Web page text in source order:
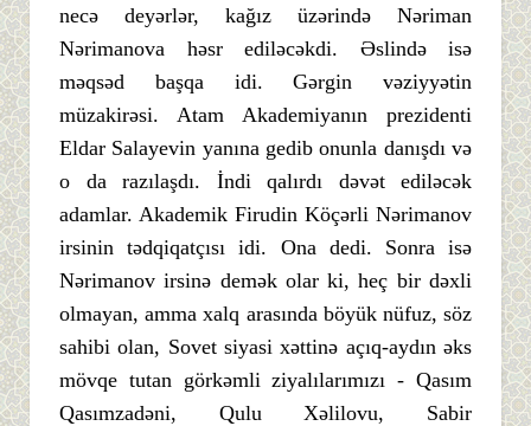
necə deyərlər, kağız üzərində Nəriman
Nərimanova həsr ediləcəkdi. Əslində isə
məqsəd başqa idi. Gərgin vəziyyətin
müzakirəsi. Atam Akademiyanın prezidenti
Eldar Salayevin yanına gedib onunla danışdı və
o da razılaşdı. İndi qalırdı dəvət ediləcək
adamlar. Akademik Firudin Köçərli Nərimanov
irsinin tədqiqatçısı idi. Ona dedi. Sonra isə
Nərimanov irsinə demək olar ki, heç bir dəxli
olmayan, amma xalq arasında böyük nüfuz, söz
sahibi olan, Sovet siyasi xəttinə açıq-aydın əks
mövqe tutan görkəmli ziyalılarımızı - Qasım
Qasımzadəni, Qulu Xəlilovu, Sabir